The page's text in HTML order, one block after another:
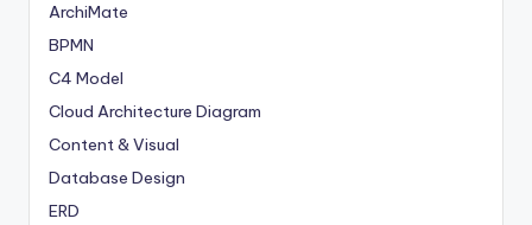
ArchiMate
BPMN
C4 Model
Cloud Architecture Diagram
Content & Visual
Database Design
ERD